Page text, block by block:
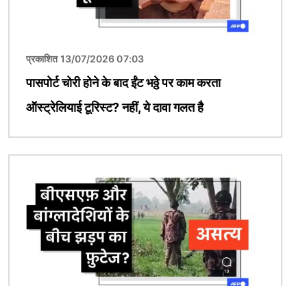
प्रकाशित 13/07/2026 07:03
पासपोर्ट चोरी होने के बाद ईंट भठ्ठे पर काम करता
ऑस्ट्रेलियाई टूरिस्ट? नहीं, ये दावा गलत है